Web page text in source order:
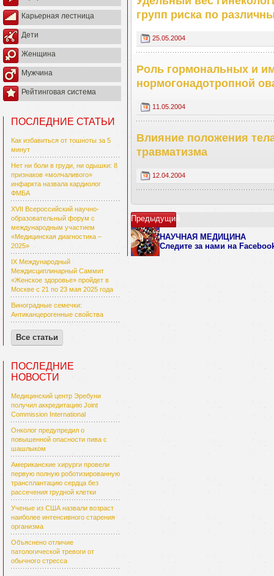
Карьерная лестница
Дети
Женщина
Мужчина
Рейтинговая система
ПОСЛЕДНИЕ СТАТЬИ
Как избавиться от тошноты за 5
минут
Нет ни боли в груди, ни одышки: 8
признаков «молчаливого»
инфаркта назвала кардиолог
ФМБА
XVII Всероссийский научно-
образовательный форум с
международным участием
«Медицинская диагностика –
2025»
IX Международный
Междисциплинарный Саммит
«Женское здоровье» пройдет в
Москве с 21 по 23 мая 2025 года
Виноградные семечки:
Антиканцерогенные свойства
Все статьи
ПОСЛЕДНИЕ
НОВОСТИ
Медицинский центр Эребуни
получил аккредитацию Joint
Commission International
Онколог предупредил о
повышенной опасности пива с
шашлыком
Американские хирурги провели
первую полную роботизированную
трансплантацию сердца без
рассечения грудной клетки
Ученые из США назвали возраст
наиболее интенсивного старения
организма
Объяснено отличие
патологической тревоги от
обычного стресса
групп риска по
25.05.2004
Роль гормональных и
нормогонадотропной
11.05.2004
Влияние положения
травматизма
12.04.2004
Предыдущий
НАУЧНАЯ МЕДИЦИНА
Следите за нами на